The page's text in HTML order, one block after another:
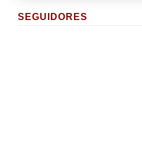
SEGUIDORES